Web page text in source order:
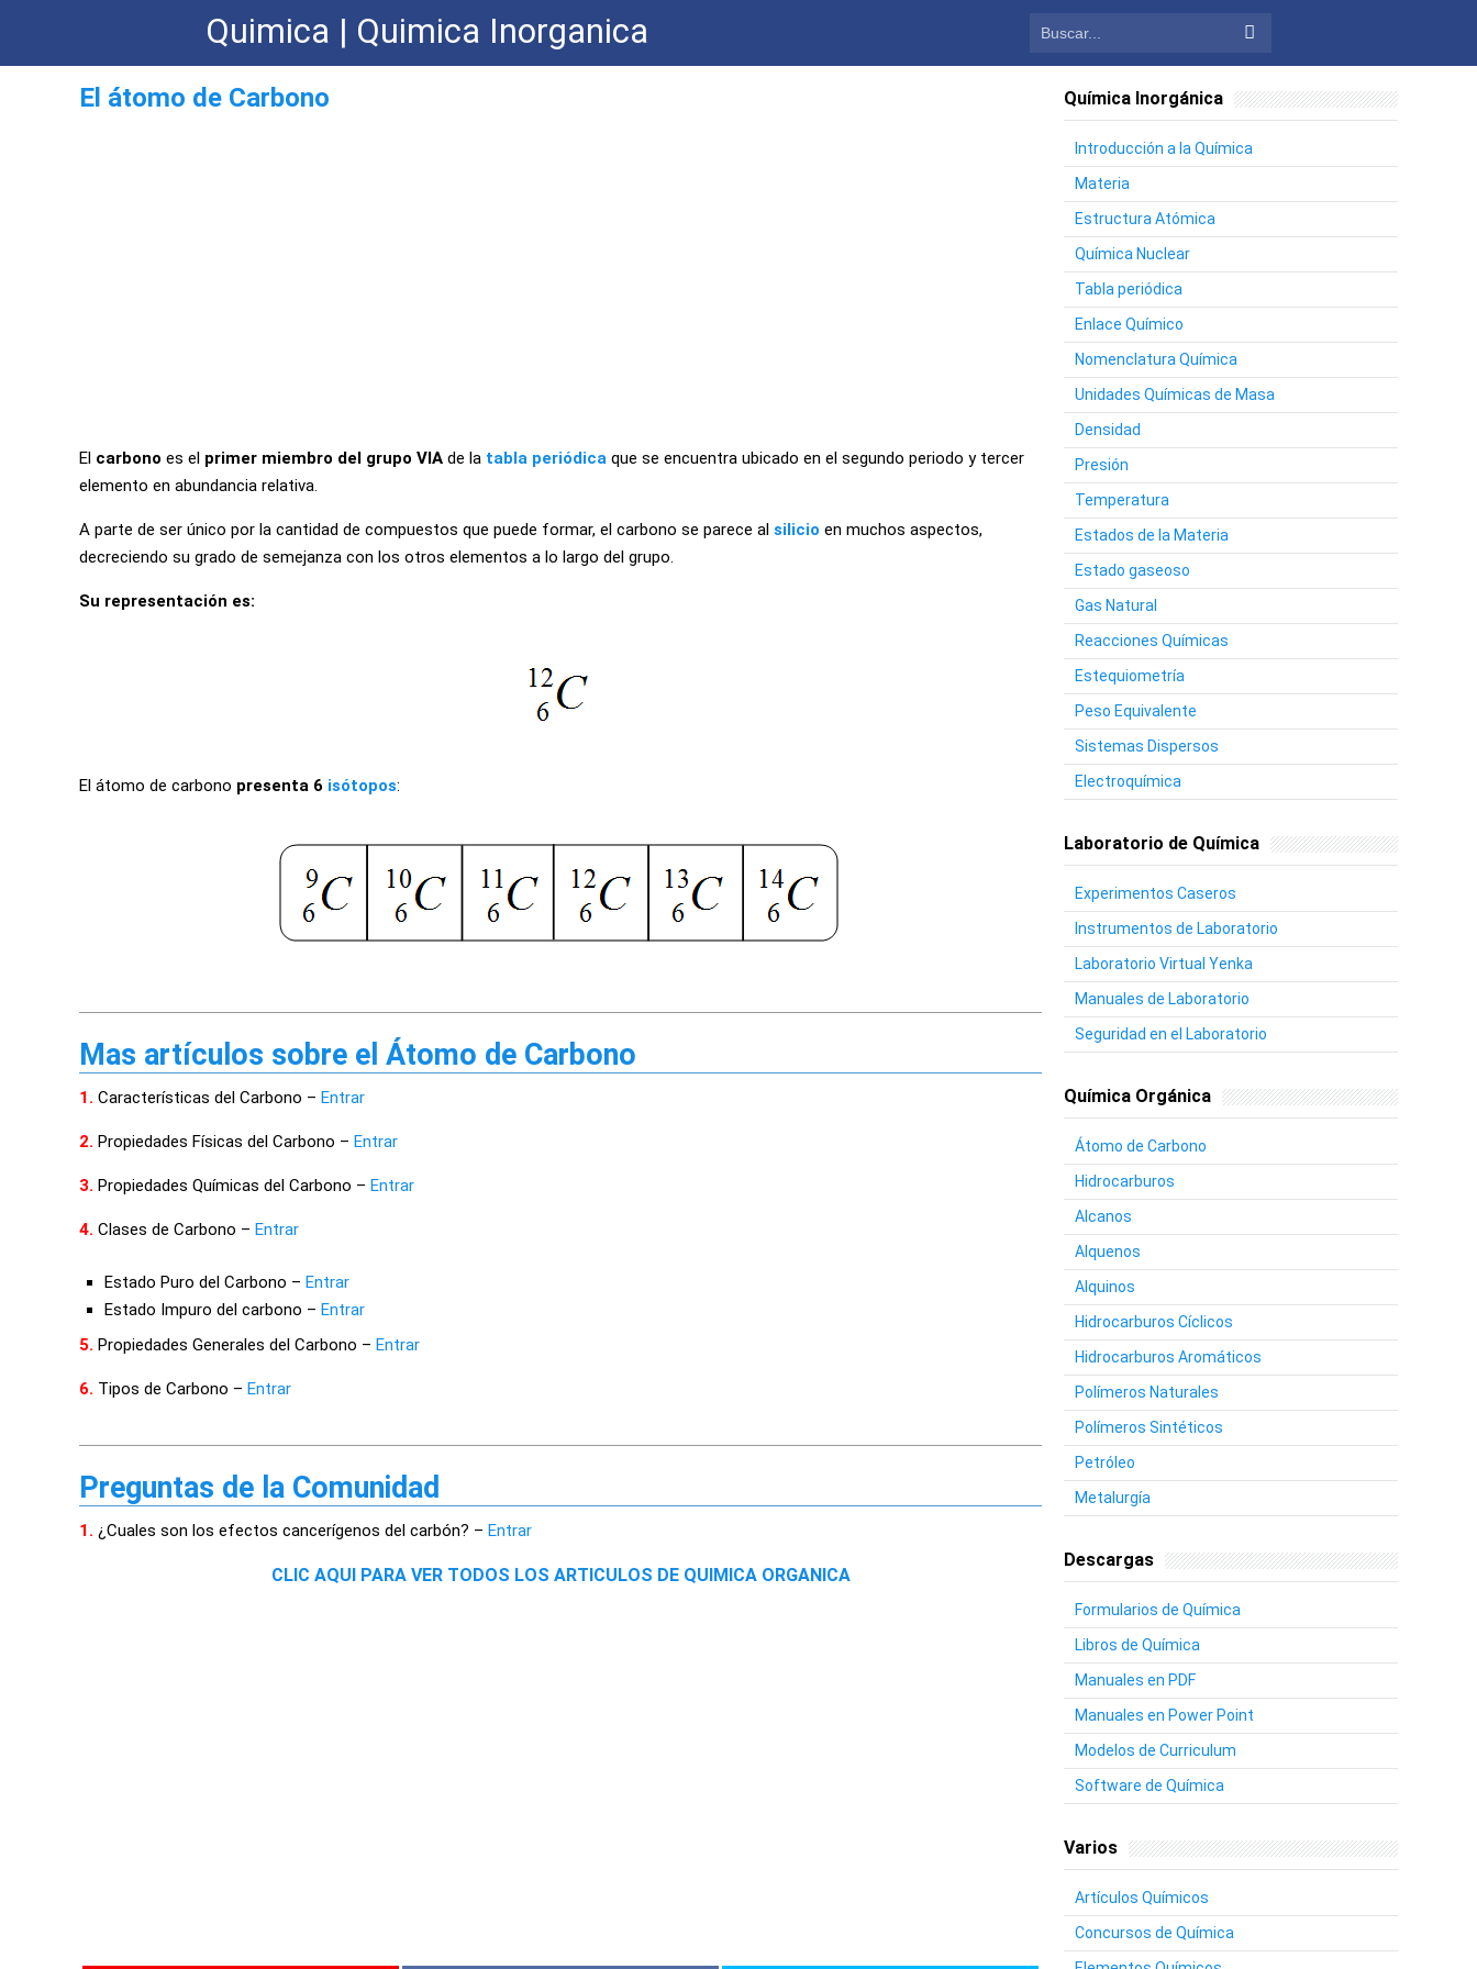
Quimica | Quimica Inorganica
El átomo de Carbono
El carbono es el primer miembro del grupo VIA de la tabla periódica que se encuentra ubicado en el segundo periodo y tercer
elemento en abundancia relativa.
A parte de ser único por la cantidad de compuestos que puede formar, el carbono se parece al silicio en muchos aspectos,
decreciendo su grado de semejanza con los otros elementos a lo largo del grupo.
Su representación es:
El átomo de carbono presenta 6 isótopos:
Mas artículos sobre el Átomo de Carbono
1. Características del Carbono – Entrar
2. Propiedades Físicas del Carbono – Entrar
3. Propiedades Químicas del Carbono – Entrar
4. Clases de Carbono – Entrar
Estado Puro del Carbono – Entrar
Estado Impuro del carbono – Entrar
5. Propiedades Generales del Carbono – Entrar
6. Tipos de Carbono – Entrar
Preguntas de la Comunidad
1. ¿Cuales son los efectos cancerígenos del carbón? – Entrar
CLIC AQUI PARA VER TODOS LOS ARTICULOS DE QUIMICA ORGANICA
Química Inorgánica
Introducción a la Química
Materia
Estructura Atómica
Química Nuclear
Tabla periódica
Enlace Químico
Nomenclatura Química
Unidades Químicas de Masa
Densidad
Presión
Temperatura
Estados de la Materia
Estado gaseoso
Gas Natural
Reacciones Químicas
Estequiometría
Peso Equivalente
Sistemas Dispersos
Electroquímica
Laboratorio de Química
Experimentos Caseros
Instrumentos de Laboratorio
Laboratorio Virtual Yenka
Manuales de Laboratorio
Seguridad en el Laboratorio
Química Orgánica
Átomo de Carbono
Hidrocarburos
Alcanos
Alquenos
Alquinos
Hidrocarburos Cíclicos
Hidrocarburos Aromáticos
Polímeros Naturales
Polímeros Sintéticos
Petróleo
Metalurgía
Descargas
Formularios de Química
Libros de Química
Manuales en PDF
Manuales en Power Point
Modelos de Curriculum
Software de Química
Varios
Artículos Químicos
Concursos de Química